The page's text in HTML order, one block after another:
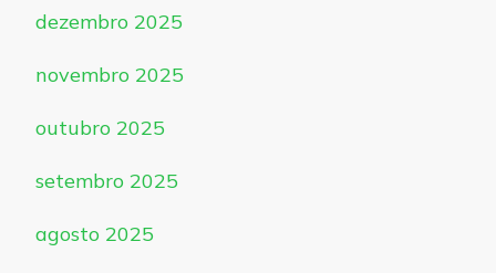
dezembro 2025
novembro 2025
outubro 2025
setembro 2025
agosto 2025